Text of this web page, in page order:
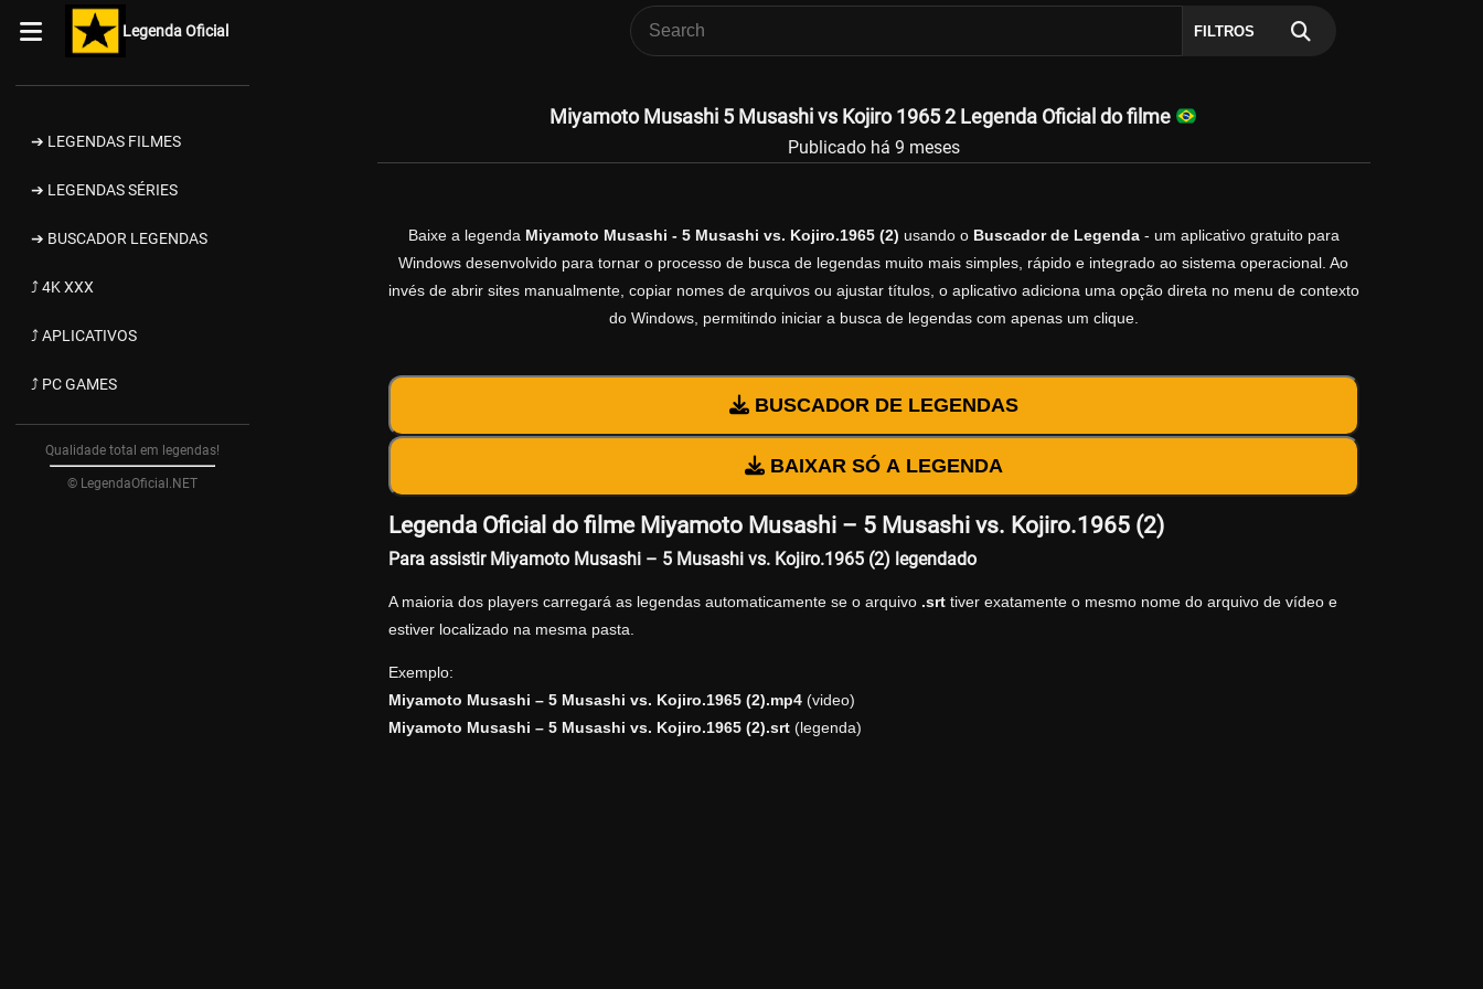
Legenda Oficial FILTROS
➔ LEGENDAS FILMES
➔ LEGENDAS SÉRIES
➔ BUSCADOR LEGENDAS
⤴ 4K XXX
⤴ APLICATIVOS
⤴ PC GAMES
Qualidade total em legendas!
© LegendaOficial.NET
Miyamoto Musashi 5 Musashi vs Kojiro 1965 2 Legenda Oficial do filme
Publicado há 9 meses
Baixe a legenda Miyamoto Musashi - 5 Musashi vs. Kojiro.1965 (2) usando o Buscador de Legenda- um aplicativo gratuito para
Windows desenvolvido para tornar o processo de busca de legendas muito mais simples, rápido e integrado ao sistema operacional. Ao
invés de abrir sites manualmente, copiar nomes de arquivos ou ajustar títulos, o aplicativo adiciona uma opção direta no menu de contexto
do Windows, permitindo iniciar a busca de legendas com apenas um clique.
BUSCADOR DE LEGENDAS
BAIXAR SÓ A LEGENDA
Legenda Oficial do filme Miyamoto Musashi – 5 Musashi vs. Kojiro.1965 (2)
Para assistir Miyamoto Musashi – 5 Musashi vs. Kojiro.1965 (2) legendado
A maioria dos players carregará as legendas automaticamente se o arquivo .srttiver exatamente o mesmo nome do arquivo de vídeo e
estiver localizado na mesma pasta.
Exemplo:
Miyamoto Musashi – 5 Musashi vs. Kojiro.1965 (2).mp4(video)
Miyamoto Musashi – 5 Musashi vs. Kojiro.1965 (2).srt(legenda)